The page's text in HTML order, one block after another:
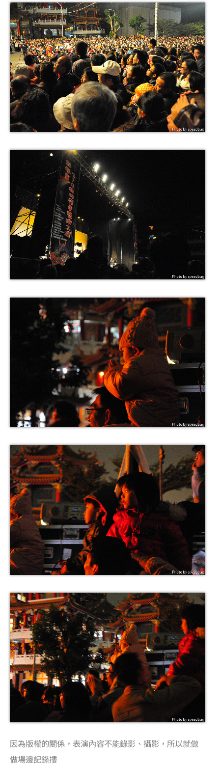
因為版權的關係，表演內容不能錄影、攝影，所以就做
做場邊記錄摟